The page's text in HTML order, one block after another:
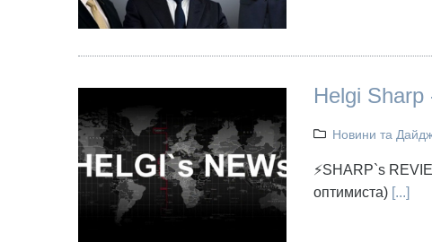
Helgi
Новини та
⚡SHARP`s
оптимиста)[...]